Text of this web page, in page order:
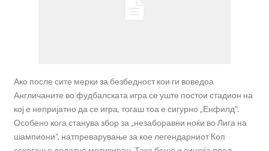
Ако после сите мерки за безбедност кои ги воведоа
Англичаните во фудбалската игра се уште постои стадион на
кој е непријатно да се игра, тогаш тоа е сигурно „Енфилд“.
Особено кога станува збор за „незаборавни ноќи во Лига на
шампиони“, натпреварување за кое легендарниот Коп